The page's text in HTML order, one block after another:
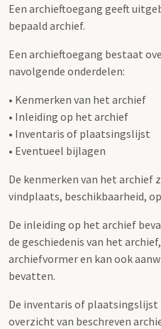
Een archieftoegang geeft
bepaald archief.
Een archieftoegang bestaat
navolgende onderdelen:
• Kenmerken van het archief
• Inleiding op het archief
• Inventaris of plaatsingslijst
• Eventueel bijlagen
De kenmerken van het archief
vindplaats, beschikbaarheid,
De inleiding op het archief
de geschiedenis van het
archiefvormer en kan ook
bevatten.
De inventaris of plaatsingslijst
overzicht van beschreven